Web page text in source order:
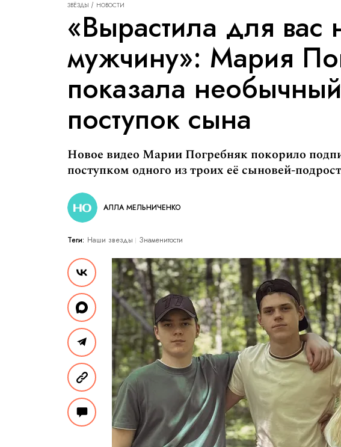
ЗВЁЗДЫ НОВОСТИ
«Вырастила для вас
мужчину»: Мария
показала
поступок сына
Новое видео Марии Погребняк покорило
поступком одного из троих её сыновей-
АЛЛА МЕЛЬНИЧЕНКО
Теги: Наши звезды Знаменитости